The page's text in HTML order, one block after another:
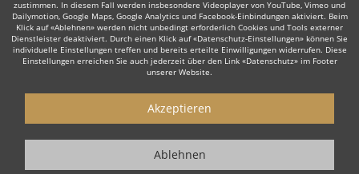
zustimmen. In diesem Fall werden insbesondere Videoplayer von YouTube, Vimeo und
Dailymotion, Google Maps, Google Analytics und Facebook-Einbindungen aktiviert. Beim
Klick auf «Ablehnen» werden nicht unbedingt erforderlich Cookies und Tools externer
Dienstleister deaktiviert. Durch einen Klick auf «Datenschutz-Einstellungen» können Sie
individuelle Einstellungen treffen und bereits erteilte Einwilligungen widerrufen. Diese
Einstellungen erreichen Sie auch jederzeit über den Link «Datenschutz» im Footer
unserer Website.
Akzeptieren
Ablehnen